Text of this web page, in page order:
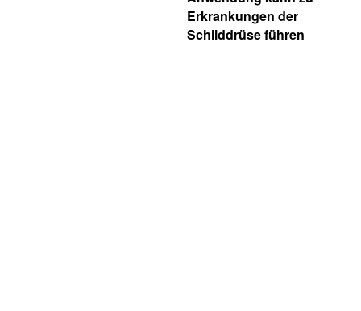
Erkrankungen der
Schilddrüse führen